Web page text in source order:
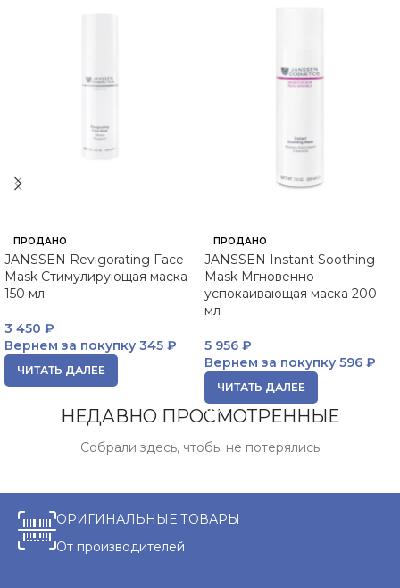
ПРОДАНО
JANSSEN Revigorating Face
Mask Стимулирующая маска
150 мл
3 450 ₽
Вернем за покупку 345 ₽
ЧИТАТЬ ДАЛЕЕ
ПРОДАНО
JANSSEN Instant Soothing
Mask Мгновенно
успокаивающая маска 200
мл
5 956 ₽
Вернем за покупку 596 ₽
ЧИТАТЬ ДАЛЕЕ
НЕДАВНО ПРОСМОТРЕННЫЕ
Собрали здесь, чтобы не потерялись
ОРИГИНАЛЬНЫЕ ТОВАРЫ
От производителей